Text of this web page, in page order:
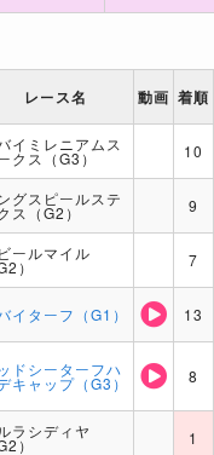
レース名 動画 着順
イミレニアムス
クス（G3） 10
グスピールステ
ス（G2） 9
ールマイル
） 7
イターフ（G1） 13
ドシーターフハ
キャップ（G3） 8
ラシディヤ
） 1